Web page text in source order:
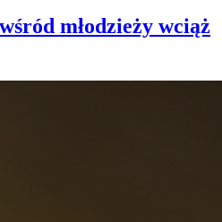
młodzieży wciąż